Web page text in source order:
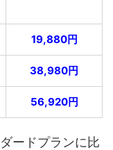
19,880円
38,980円
56,920円
ードプランに比